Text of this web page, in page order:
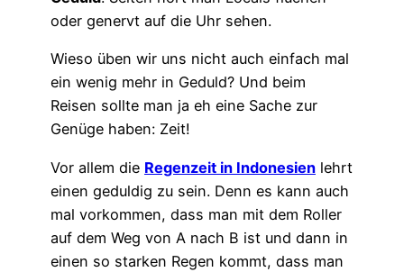
oder genervt auf die Uhr sehen.
Wieso üben wir uns nicht auch einfach mal
ein wenig mehr in Geduld? Und beim
Reisen sollte man ja eh eine Sache zur
Genüge haben: Zeit!
Vor allem die Regenzeit in Indonesien lehrt
einen geduldig zu sein. Denn es kann auch
mal vorkommen, dass man mit dem Roller
auf dem Weg von A nach B ist und dann in
einen so starken Regen kommt, dass man